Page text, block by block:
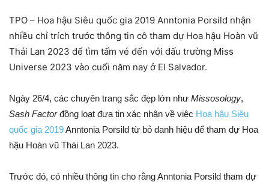
TPO – Hoa hậu Siêu quốc gia 2019 Anntonia Porsild nhận
nhiều chỉ trích trước thông tin cô tham dự Hoa hậu Hoàn vũ
Thái Lan 2023 để tìm tấm vé đến với đấu trường Miss
Universe 2023 vào cuối năm nay ở El Salvador.
Ngày 26/4, các chuyên trang sắc đẹp lớn như Missosology,
Sash Factorđồng loạt đưa tin xác nhận về việc Hoa hậu Siêu
quốc gia 2019Anntonia Porsild từ bỏ danh hiệu để tham dự Hoa
hậu Hoàn vũ Thái Lan 2023.
Trước đó, có nhiều thông tin cho rằng Anntonia Porsild tham dự